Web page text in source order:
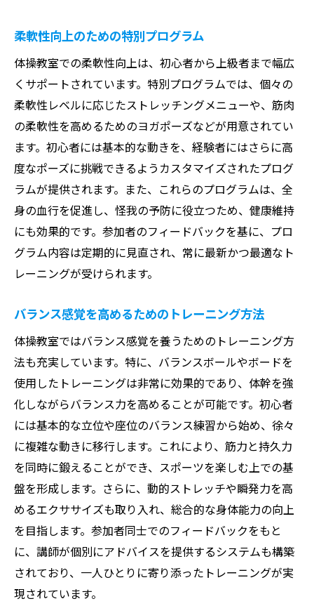
柔軟性向上のための特別プログラム
体操教室での柔軟性向上は、初心者から上級者まで幅広
くサポートされています。特別プログラムでは、個々の
柔軟性レベルに応じたストレッチングメニューや、筋肉
の柔軟性を高めるためのヨガポーズなどが用意されてい
ます。初心者には基本的な動きを、経験者にはさらに高
度なポーズに挑戦できるようカスタマイズされたプログ
ラムが提供されます。また、これらのプログラムは、全
身の血行を促進し、怪我の予防に役立つため、健康維持
にも効果的です。参加者のフィードバックを基に、プロ
グラム内容は定期的に見直され、常に最新かつ最適なト
レーニングが受けられます。
バランス感覚を高めるためのトレーニング方法
体操教室ではバランス感覚を養うためのトレーニング方
法も充実しています。特に、バランスボールやボードを
使用したトレーニングは非常に効果的であり、体幹を強
化しながらバランス力を高めることが可能です。初心者
には基本的な立位や座位のバランス練習から始め、徐々
に複雑な動きに移行します。これにより、筋力と持久力
を同時に鍛えることができ、スポーツを楽しむ上での基
盤を形成します。さらに、動的ストレッチや瞬発力を高
めるエクササイズも取り入れ、総合的な身体能力の向上
を目指します。参加者同士でのフィードバックをもと
に、講師が個別にアドバイスを提供するシステムも構築
されており、一人ひとりに寄り添ったトレーニングが実
現されています。